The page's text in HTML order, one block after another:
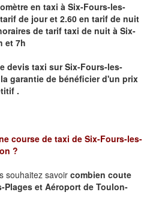
en taxi à Six-Fours-les-
de jour et 2.60 en tarif de nuit
de tarif taxi de nuit à Six-
et 7h
devis taxi surSix-Fours-les-
garantie de bénéficier d'un prix
.
course de taxi de Six-Fours-les-
?
souhaitez savoir combien coute
Plages et Aéroport de Toulon-